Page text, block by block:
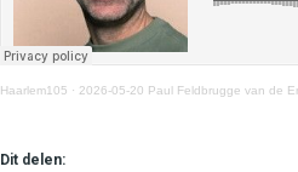
Haarlem105 · 2026-05-20 Paul Feldbrugge van de
Dit delen: